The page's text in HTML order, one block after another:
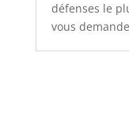
défenses le
vous